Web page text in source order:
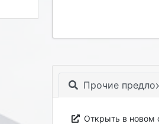
Прочие
Открыть в новом